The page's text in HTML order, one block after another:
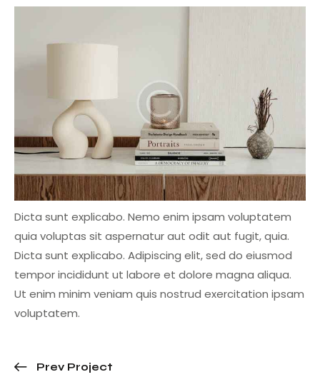
Dicta sunt explicabo. Nemo enim ipsam voluptatem
quia voluptas sit aspernatur aut odit aut fugit, quia.
Dicta sunt explicabo. Adipiscing elit, sed do eiusmod
tempor incididunt ut labore et dolore magna aliqua.
Ut enim minim veniam quis nostrud exercitation ipsam
voluptatem.
Prev Project